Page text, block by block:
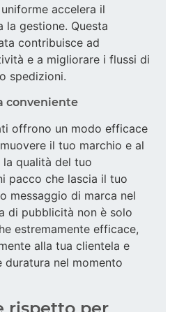
accelera il
la gestione. Questa
contribuisce ad
e a migliorare i flussi di
spedizioni.
conveniente
offrono un modo efficace
il tuo marchio e al
qualità del tuo
pacco che lascia il tuo
messaggio di marca nel
di pubblicità non è solo
estremamente efficace,
alla tua clientela e
duratura nel momento
rispetto per